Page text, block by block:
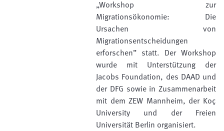
„Workshop zur
Migrationsökonomie: Die
Ursachen von
Migrationsentscheidungen
erforschen” statt. Der Workshop
wurde mit Unterstützung der
Jacobs Foundation, des DAAD und
der DFG sowie in Zusammenarbeit
mit dem ZEW Mannheim, der Koç
University und der Freien
Universität Berlin organisiert.